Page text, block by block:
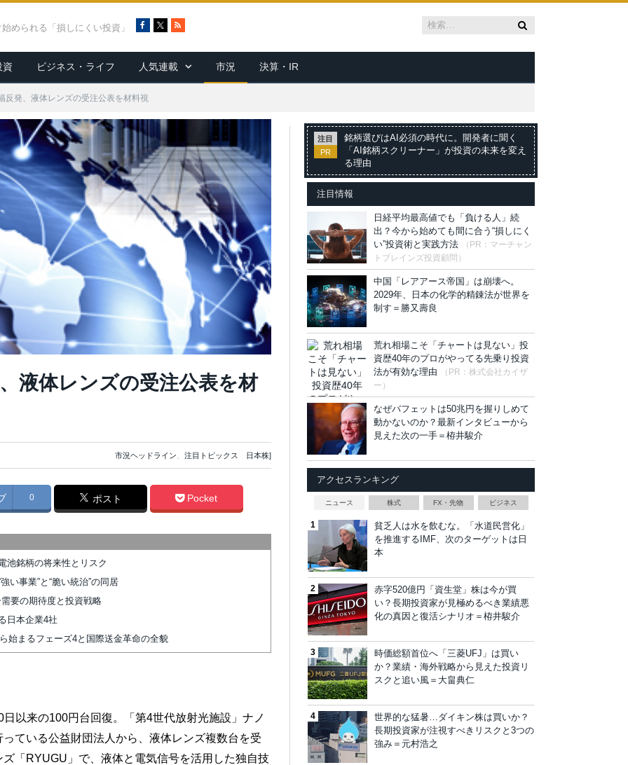
められる「損しにくい投資」
c
e
b
o
R
S
資 ビジネス・ライフ 人気連載 市況 決算・IR
反発、液体レンズの受注公表を材料視
液体レンズの受注公表を材
市況ヘッドライン 注目トピックス 日本株]
0 ポスト Pocket
池銘柄の将来性とリスク
い事業”と“脆い統治”の同居
要の期待度と投資戦略
日本企業4社
始まるフェーズ4と国際送金革命の全貌
以来の100円台回復。「第4世代放射光施設」ナノ
ている公益財団法人から、液体レンズ複数台を受
「RYUGU」で、液体と電気信号を活用した独自技
注目
PR
銘柄選びはAI必須の時代に。開発者に聞く
「AI銘柄スクリーナー」が投資の未来を変え
る理由
注目情報
日経平均最高値でも「負ける人」続
出？今から始めても間に合う“損しにく
い”投資術と実践方法
（PR：マーチャン
トブレインズ投資顧問）
中国「レアアース帝国」は崩壊へ。
2029年、日本の化学的精錬法が世界を
制す＝勝又壽良
荒れ相場こそ「チャートは見ない」投
資歴40年のプロがやってる先乗り投資
法が有効な理由
（PR：株式会社カイザ
ー）
なぜバフェットは50兆円を握りしめて
動かないのか？最新インタビューから
見えた次の一手＝栫井駿介
アクセスランキング
ニュース 株式 FX・先物 ビジネス
貧乏人は水を飲むな。「水道民営化」
を推進するIMF、次のターゲットは日
本
赤字520億円「資生堂」株は今が買
い？長期投資家が見極めるべき業績悪
化の真因と復活シナリオ＝栫井駿介
時価総額首位へ「三菱UFJ」は買い
か？業績・海外戦略から見えた投資リ
スクと追い風＝大畠典仁
世界的な猛暑…ダイキン株は買いか？
長期投資家が注視すべきリスクと3つの
強み＝元村浩之